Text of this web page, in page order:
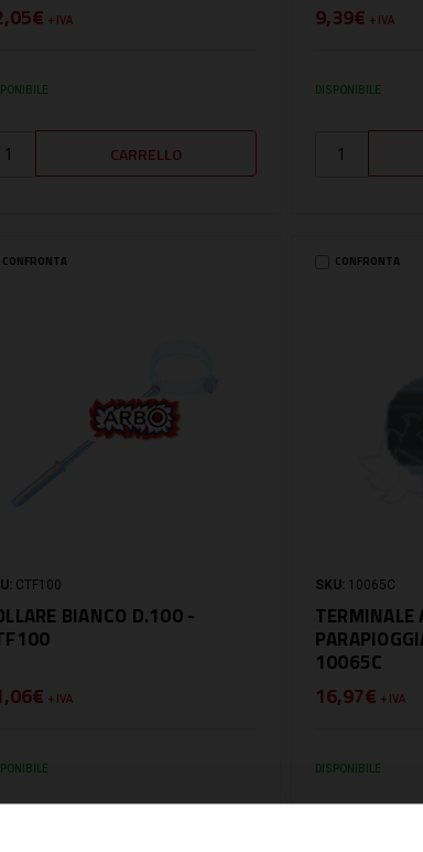
+ IVA 9,39€ + IVA
DISPONIBILE
CONFRONTA
CTF100
BIANCO D.100 -
+ IVA
CONFRONTA
SKU: 10065C
TERMINALE
10065C
16,97€ + IVA
DISPONIBILE